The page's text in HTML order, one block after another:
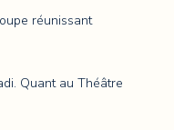
réunissant
Quant au Théâtre